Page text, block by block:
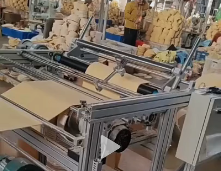
O
NAS
WYCIECZKA
PO
FABRYCE
KONTROLA
JAKOŚCI